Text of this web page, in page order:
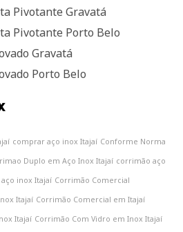
Pivotante Gravatá
Pivotante Porto Belo
Gravatá
Porto Belo
comprar aço inox Itajaí Conforme Norma
Duplo em Aço Inox Itajaí corrimão aço
inox Itajaí Corrimão Comercial
Itajaí Corrimão Comercial em Itajaí
Itajaí Corrimão Com Vidro em Inox Itajaí